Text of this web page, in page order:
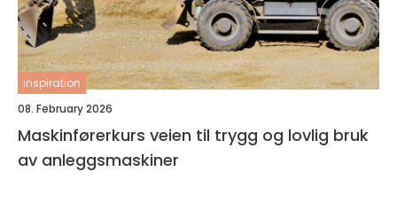
inspiration
08. February 2026
Maskinførerkurs veien til trygg og lovlig bruk
av anleggsmaskiner